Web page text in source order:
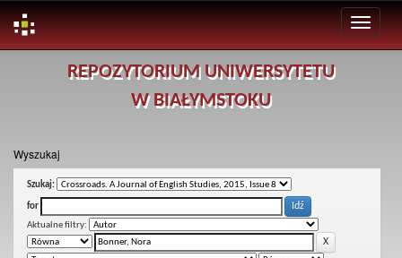
REPOZYTORIUM UNIWERSYTETU
W BIAŁYMSTOKU
Wyszukaj
Szukaj:
for
Aktualne filtry: